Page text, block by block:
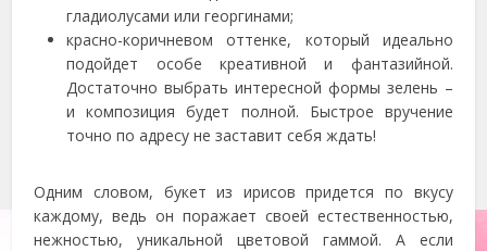
гладиолусами или георгинами;
красно-коричневом оттенке, который идеально
подойдет особе креативной и фантазийной.
Достаточно выбрать интересной формы зелень –
и композиция будет полной. Быстрое вручение
точно по адресу не заставит себя ждать!
Одним словом, букет из ирисов придется по вкусу
каждому, ведь он поражает своей естественностью,
нежностью, уникальной цветовой гаммой. А если